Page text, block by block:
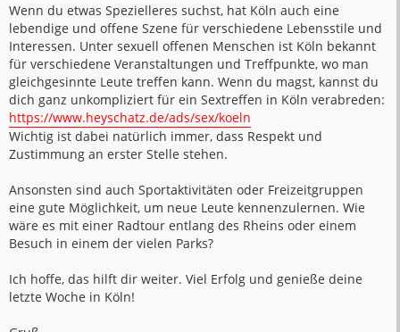
Wenn du etwas Spezielleres suchst, hat Köln auch eine
lebendige und offene Szene für verschiedene Lebensstile und
Interessen. Unter sexuell offenen Menschen ist Köln bekannt
für verschiedene Veranstaltungen und Treffpunkte, wo man
gleichgesinnte Leute treffen kann. Wenn du magst, kannst du
dich ganz unkompliziert für ein Sextreffen in Köln verabreden:
https://www.heyschatz.de/ads/sex/koeln
Wichtig ist dabei natürlich immer, dass Respekt und
Zustimmung an erster Stelle stehen.
Ansonsten sind auch Sportaktivitäten oder Freizeitgruppen
eine gute Möglichkeit, um neue Leute kennenzulernen. Wie
wäre es mit einer Radtour entlang des Rheins oder einem
Besuch in einem der vielen Parks?
Ich hoffe, das hilft dir weiter. Viel Erfolg und genieße deine
letzte Woche in Köln!